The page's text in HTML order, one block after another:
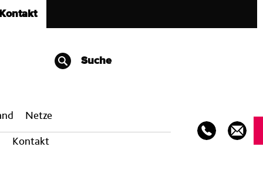
Suche
Kontakt
Netze